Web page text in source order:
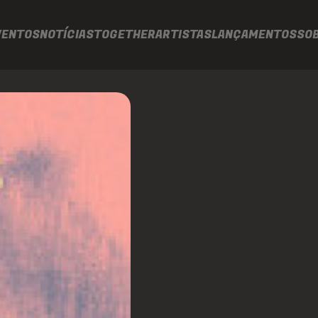
NOTÍCIASTOGETHERARTISTASLANÇAMENTOS